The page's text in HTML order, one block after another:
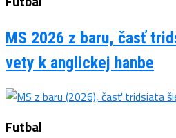
MS 2026 z baru, časť
vety k anglickej hanbe
Futbal